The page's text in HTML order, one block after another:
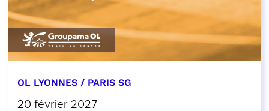
OL LYONNES / PARIS SG
20 février 2027